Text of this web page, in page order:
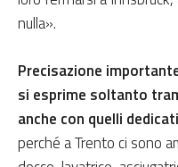
nulla».
Precisazione
si esprime soltanto
anche con quelli
perché a Trento ci sono